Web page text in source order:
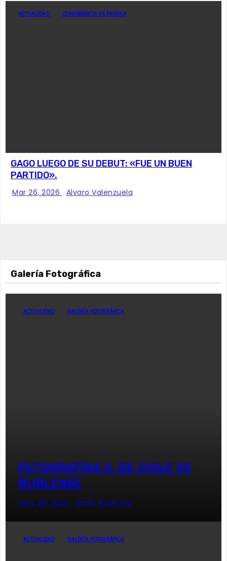
ACTUALIDAD CONFERENCIA DE PRENSA
GAGO LUEGO DE SU DEBUT: «FUE UN BUEN
PARTIDO».
Mar 26, 2026 Alvaro Valenzuela
Galería Fotográfica
ACTUALIDAD GALERÍA FOTOGRÁFICA
FOTOGRAFÍAS U. DE CHILE VS
ÑUBLENSE
May 28, 2024 Radio AzulChile
ACTUALIDAD GALERÍA FOTOGRÁFICA